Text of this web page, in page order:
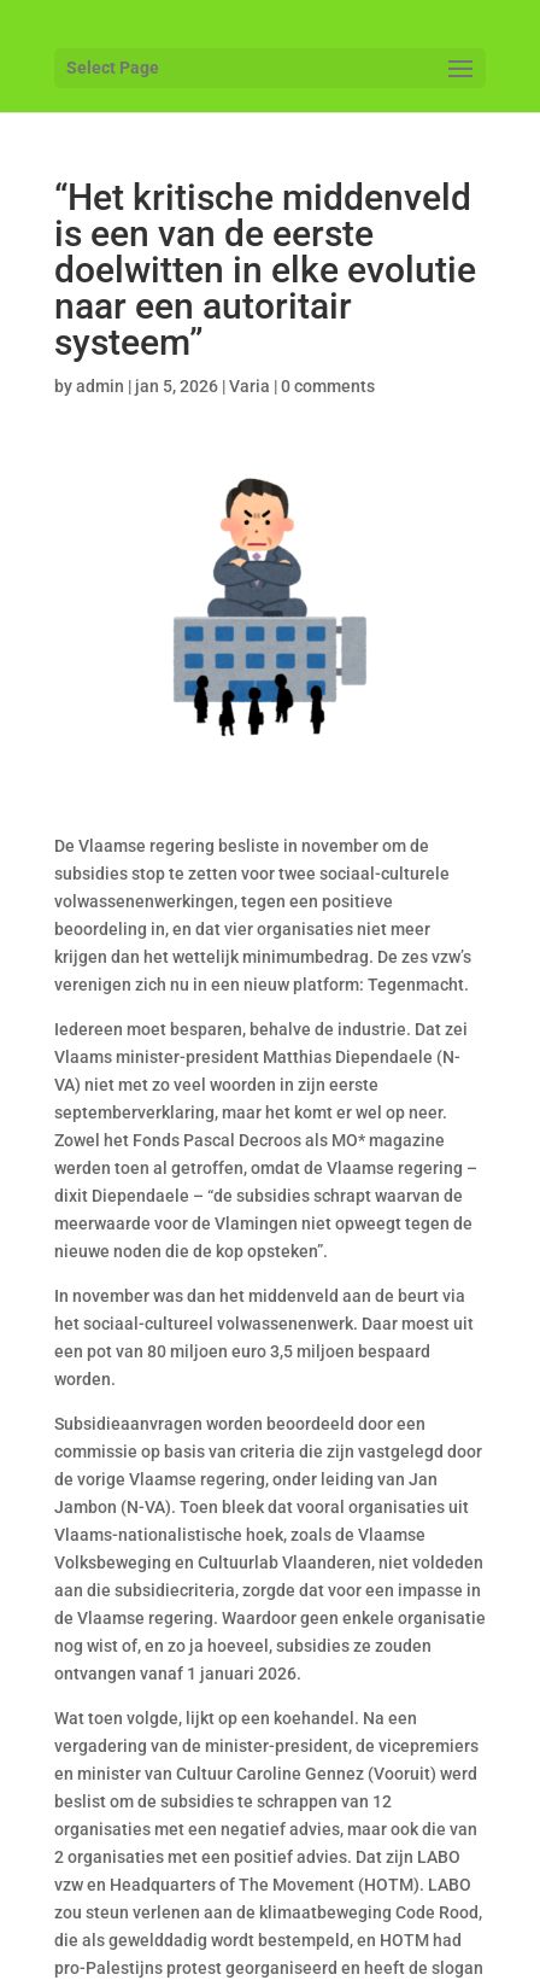
Select Page
“Het kritische middenveld
is een van de eerste
doelwitten in elke evolutie
naar een autoritair
systeem”
byadmin | jan 5, 2026|Varia |0 comments
De Vlaamse regering besliste in november om de
subsidies stop te zetten voor twee sociaal-culturele
volwassenenwerkingen, tegen een positieve
beoordeling in, en dat vier organisaties niet meer
krijgen dan het wettelijk minimumbedrag. De zes vzw’s
verenigen zich nu in een nieuw platform: Tegenmacht.
Iedereen moet besparen, behalve de industrie. Dat zei
Vlaams minister-president Matthias Diependaele (N-
VA) niet met zo veel woorden in zijn eerste
septemberverklaring, maar het komt er wel op neer.
Zowel het Fonds Pascal Decroos als MO* magazine
werden toen al getroffen, omdat de Vlaamse regering –
dixit Diependaele – “de subsidies schrapt waarvan de
meerwaarde voor de Vlamingen niet opweegt tegen de
nieuwe noden die de kop opsteken”.
In november was dan het middenveld aan de beurt via
het sociaal-cultureel volwassenenwerk. Daar moest uit
een pot van 80 miljoen euro 3,5 miljoen bespaard
worden.
Subsidieaanvragen worden beoordeeld door een
commissie op basis van criteria die zijn vastgelegd door
de vorige Vlaamse regering, onder leiding van Jan
Jambon (N-VA). Toen bleek dat vooral organisaties uit
Vlaams-nationalistische hoek, zoals de Vlaamse
Volksbeweging en Cultuurlab Vlaanderen, niet voldeden
aan die subsidiecriteria, zorgde dat voor een impasse in
de Vlaamse regering. Waardoor geen enkele organisatie
nog wist of, en zo ja hoeveel, subsidies ze zouden
ontvangen vanaf 1 januari 2026.
Wat toen volgde, lijkt op een koehandel. Na een
vergadering van de minister-president, de vicepremiers
en minister van Cultuur Caroline Gennez (Vooruit) werd
beslist om de subsidies te schrappen van 12
organisaties met een negatief advies, maar ook die van
2 organisaties met een positief advies. Dat zijn LABO
vzw en Headquarters of The Movement (HOTM). LABO
zou steun verlenen aan de klimaatbeweging Code Rood,
die als gewelddadig wordt bestempeld, en HOTM had
pro-Palestijns protest georganiseerd en heeft de slogan